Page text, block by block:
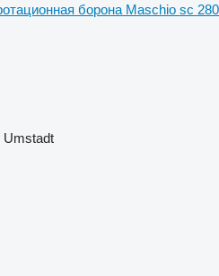
борона Maschio sc 280
Umstadt